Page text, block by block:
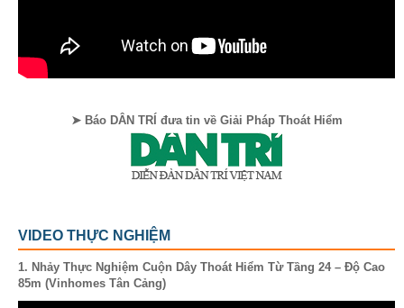
➤ Báo DÂN TRÍ đưa tin về Giải Pháp Thoát Hiểm
VIDEO THỰC NGHIỆM
1. Nhảy Thực Nghiệm Cuộn Dây Thoát Hiểm Từ Tầng 24 – Độ Cao
85m (Vinhomes Tân Cảng)